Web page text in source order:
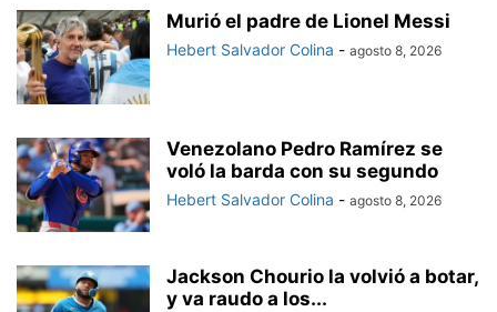
Murió el padre de Lionel Messi
Hebert Salvador Colina - agosto 8, 2026
Venezolano Pedro Ramírez se
voló la barda con su segundo
Hebert Salvador Colina - agosto 8, 2026
Jackson Chourio la volvió a botar,
y va raudo a los...